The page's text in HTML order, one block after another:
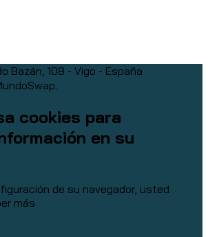
Bazán, 108 - Vigo - España
cookies para
en su
de su navegador, usted
más